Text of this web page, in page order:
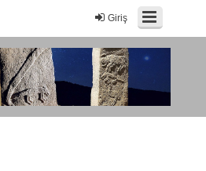
Giriş